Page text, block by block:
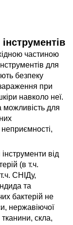
частиною
для
безпеку
при
навколо неї.
можливість для
від
(в т.ч.
СНІДу,
та
бактерій не
нержавіючої
скла,